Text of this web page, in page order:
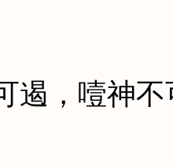
，噎神不